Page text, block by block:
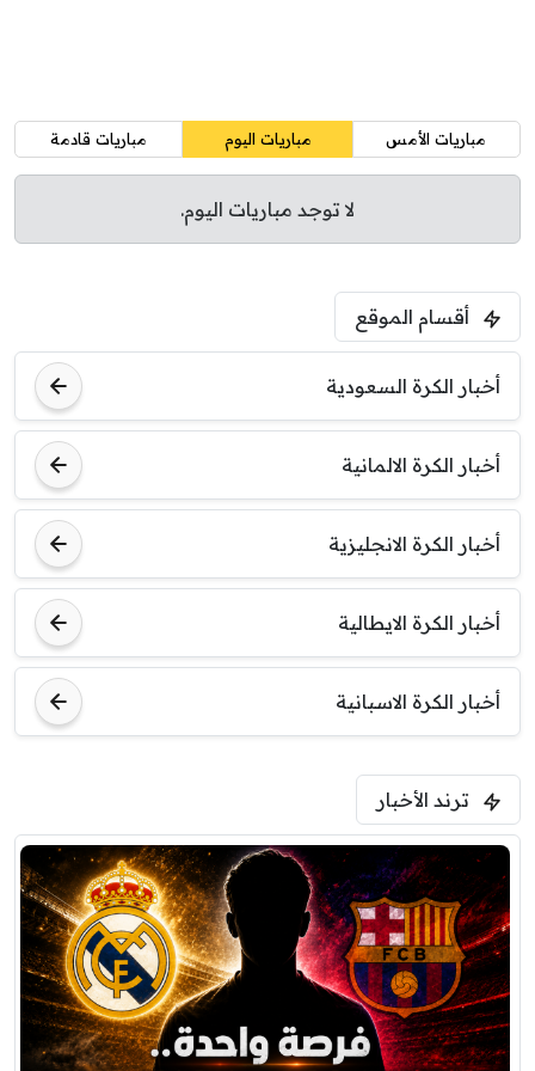
مباريات الأمس مباريات اليوم مباريات قادمة
لا توجد مباريات اليوم.
أقسام الموقع
أخبار الكرة السعودية
أخبار الكرة الالمانية
أخبار الكرة الانجليزية
أخبار الكرة الايطالية
أخبار الكرة الاسبانية
ترند الأخبار